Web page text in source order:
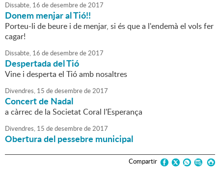
Dissabte, 16 dedesembrede2017
Donem menjar al Tió!!
Porteu-li de beure i de menjar, si és que a l'endemà el vols fer
cagar!
Dissabte, 16 dedesembrede2017
Despertada del Tió
Vine i desperta el Tió amb nosaltres
Divendres, 15 dedesembrede2017
Concert de Nadal
a càrrec de la Societat Coral l'Esperança
Divendres, 15 dedesembrede2017
Obertura del pessebre municipal
Compartir